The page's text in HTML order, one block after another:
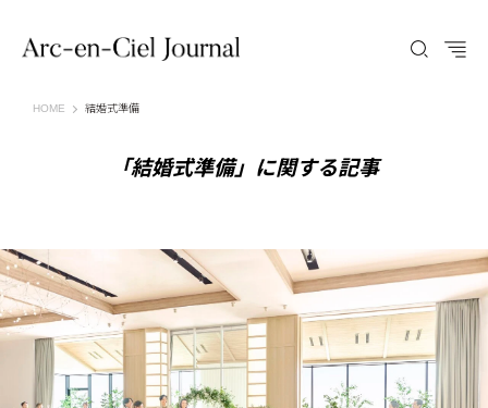
HOME Arc-en-Ciel Journal（アルカンシエル ジャーナル）
結婚式準備
「結婚式準備」に関する記事